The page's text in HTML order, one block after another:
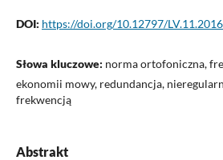
DOI: https://doi.org/10.12797/
Słowa kluczowe: norma ortofoniczna,
ekonomii mowy, redundancja,
frekwencją
Abstrakt